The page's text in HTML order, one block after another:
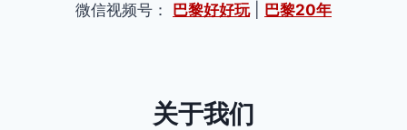
微信视频号： 巴黎好好玩| 巴黎20年
关于我们